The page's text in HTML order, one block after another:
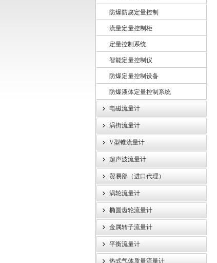
上海龙魁工业技术有限责任公司
防爆防腐定量控制
流量定量控制柜
定量控制系统
智能定量控制仪
防爆定量控制设备
防爆液体定量控制系统
电磁流量计
涡街流量计
V型锥流量计
超声波流量计
贸易部（进口代理）
涡轮流量计
椭圆齿轮流量计
金属转子流量计
平衡流量计
热式气体质量流量计